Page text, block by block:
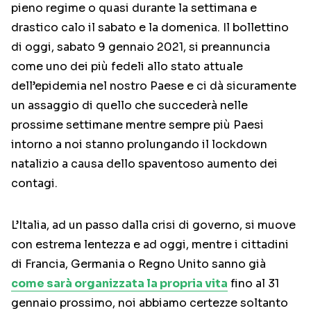
pieno regime o quasi durante la settimana e
drastico calo il sabato e la domenica. Il bollettino
di oggi, sabato 9 gennaio 2021, si preannuncia
come uno dei più fedeli allo stato attuale
dell’epidemia nel nostro Paese e ci dà sicuramente
un assaggio di quello che succederà nelle
prossime settimane mentre sempre più Paesi
intorno a noi stanno prolungando il lockdown
natalizio a causa dello spaventoso aumento dei
contagi.
L’Italia, ad un passo dalla crisi di governo, si muove
con estrema lentezza e ad oggi, mentre i cittadini
di Francia, Germania o Regno Unito sanno già
come sarà organizzata la propria vita fino al 31
gennaio prossimo, noi abbiamo certezze soltanto